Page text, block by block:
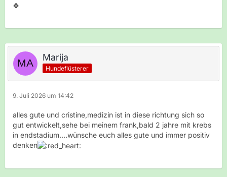
🍀
Marija
Hundeflüsterer
9. Juli 2026 um 14:42
alles gute und cristine,medizin ist in diese richtung sich so
gut entwickelt,sehe bei meinem frank,bald 2 jahre mit krebs
in endstadium....wünsche euch alles gute und immer positiv
denken